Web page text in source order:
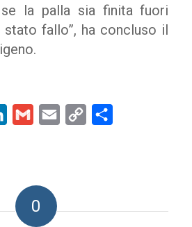
la palla sia finita fuori
stato fallo”, ha concluso il
LinkedInGmail Email
Copy
0